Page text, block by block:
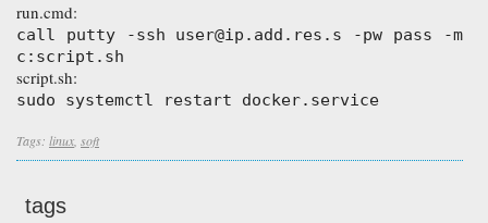
run.cmd:
call putty -ssh user@ip.add.res.s -pw pass -m
c:script.sh
script.sh:
sudo systemctl restart docker.service
Tags: linux soft
tags